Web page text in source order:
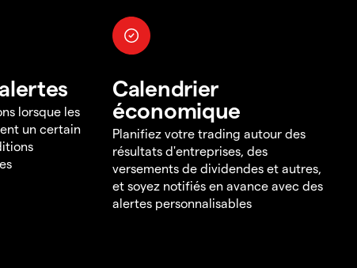
lorsque les
un certain
Calendrier
économique
Planifiez votre trading autour des
résultats d'entreprises, des
versements de dividendes et autres,
et soyez notifiés en avance avec des
alertes personnalisables